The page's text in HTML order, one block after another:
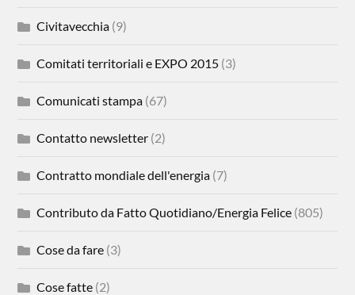
Civitavecchia (9)
Comitati territoriali e EXPO 2015 (3)
Comunicati stampa (67)
Contatto newsletter (2)
Contratto mondiale dell'energia (7)
Contributo da Fatto Quotidiano/Energia Felice (805)
Cose da fare (3)
Cose fatte (2)